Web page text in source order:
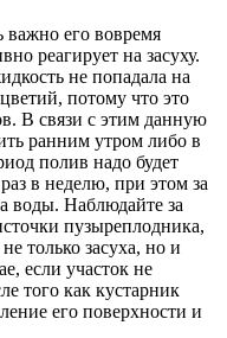
важно его вовремя
реагирует на засуху.
не попадала на
потому что это
В связи с этим данную
ранним утром либо в
полив надо будет
в неделю, при этом за
воды. Наблюдайте за
пузыреплодника,
только засуха, но и
если участок не
того как кустарник
его поверхности и